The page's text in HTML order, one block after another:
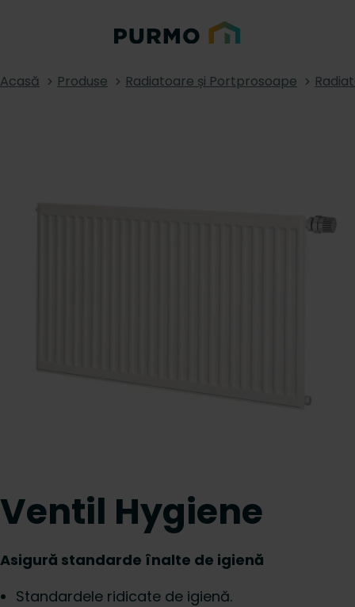
Acasă Produse Radiatoare și Portprosoape
Ventil Hygiene
Asigură standarde înalte de igienă
Standardele ridicate de igienă.